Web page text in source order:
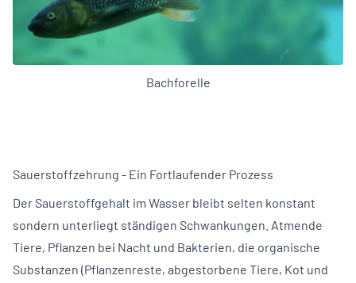
Bachforelle
Sauerstoffzehrung - Ein Fortlaufender Prozess
Der Sauerstoffgehalt im Wasser bleibt selten konstant
sondern unterliegt ständigen Schwankungen. Atmende
Tiere, Pflanzen bei Nacht und Bakterien, die organische
Substanzen (Pflanzenreste, abgestorbene Tiere, Kot und